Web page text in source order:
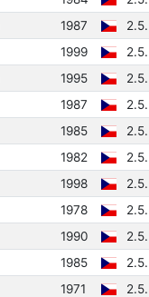
1987
1999
1995
1987
1985
1982
1998
1978
1990
1985
1971